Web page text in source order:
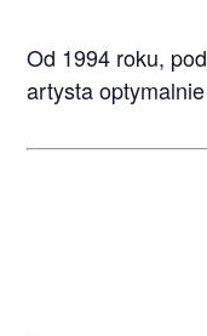
Od 1994 roku,
artysta